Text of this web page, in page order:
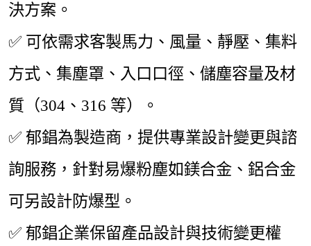
決方案。
✅ 可依需求客製馬力、風量、靜壓、集料
方式、集塵罩、入口口徑、儲塵容量及材
質（304、316 等）。
✅ 郁錩為製造商，提供專業設計變更與諮
詢服務，針對易爆粉塵如鎂合金、鋁合金
可另設計防爆型。
✅ 郁錩企業保留產品設計與技術變更權